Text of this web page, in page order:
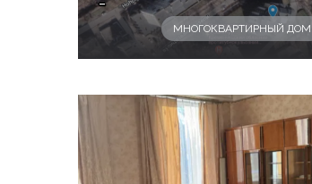
-
МНОГОКВАРТИРНЫЙ ДОМ